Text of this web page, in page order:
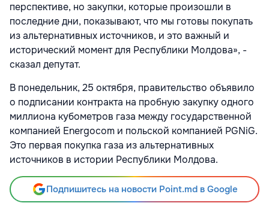
перспективе, но закупки, которые произошли в
последние дни, показывают, что мы готовы покупать
из альтернативных источников, и это важный и
исторический момент для Республики Молдова», -
сказал депутат.
В понедельник, 25 октября, правительство объявило
о подписании контракта на пробную закупку одного
миллиона кубометров газа между государственной
компанией Energocom и польской компанией PGNiG.
Это первая покупка газа из альтернативных
источников в истории Республики Молдова.
Подпишитесь на новости Point.md в Google